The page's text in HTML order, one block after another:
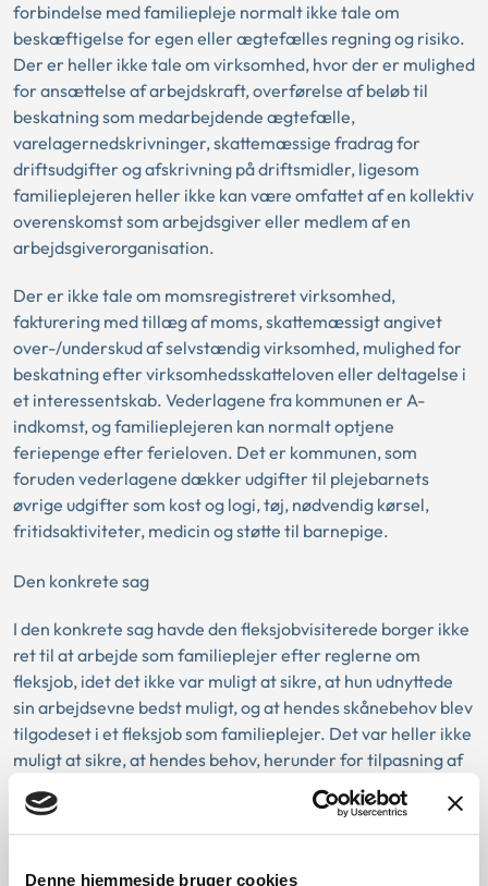
Denne hjemmeside bruger cookies
forbindelse med familiepleje normalt ikke tale om
beskæftigelse for egen eller ægtefælles regning og risiko.
Der er heller ikke tale om virksomhed, hvor der er mulighed
for ansættelse af arbejdskraft, overførelse af beløb til
beskatning som medarbejdende ægtefælle,
varelagernedskrivninger, skattemæssige fradrag for
driftsudgifter og afskrivning på driftsmidler, ligesom
familieplejeren heller ikke kan være omfattet af en kollektiv
overenskomst som arbejdsgiver eller medlem af en
arbejdsgiverorganisation.
Der er ikke tale om momsregistreret virksomhed,
fakturering med tillæg af moms, skattemæssigt angivet
over-/underskud af selvstændig virksomhed, mulighed for
beskatning efter virksomhedsskatteloven eller deltagelse i
et interessentskab. Vederlagene fra kommunen er A-
indkomst, og familieplejeren kan normalt optjene
feriepenge efter ferieloven. Det er kommunen, som
foruden vederlagene dækker udgifter til plejebarnets
øvrige udgifter som kost og logi, tøj, nødvendig kørsel,
fritidsaktiviteter, medicin og støtte til barnepige.
Den konkrete sag
I den konkrete sag havde den fleksjobvisiterede borger ikke
ret til at arbejde som familieplejer efter reglerne om
fleksjob, idet det ikke var muligt at sikre, at hun udnyttede
sin arbejdsevne bedst muligt, og at hendes skånebehov blev
tilgodeset i et fleksjob som familieplejer. Det var heller ikke
muligt at sikre, at hendes behov, herunder for tilpasning af
arbejdsopgaverne, ændring i arbejdstid, arbejdsintensitet
og skånebehov, var opfyldt.